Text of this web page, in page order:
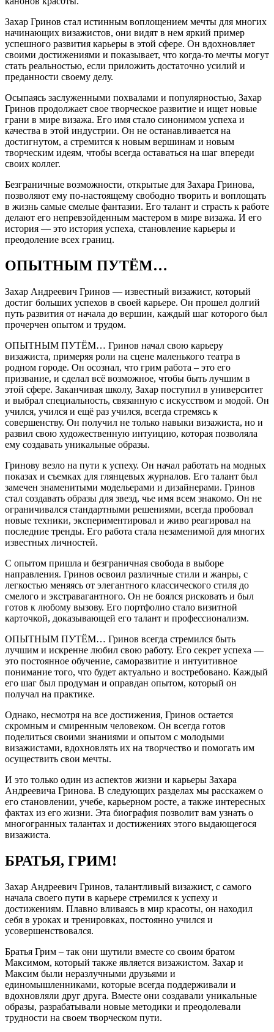
Захар Гринов стал истинным воплощением мечты для многих
начинающих визажистов, они видят в нем яркий пример
успешного развития карьеры в этой сфере. Он вдохновляет
своими достижениями и показывает, что когда-то мечты могут
стать реальностью, если приложить достаточно усилий и
преданности своему делу.
Осыпаясь заслуженными похвалами и популярностью, Захар
Гринов продолжает свое творческое развитие и ищет новые
грани в мире визажа. Его имя стало синонимом успеха и
качества в этой индустрии. Он не останавливается на
достигнутом, а стремится к новым вершинам и новым
творческим идеям, чтобы всегда оставаться на шаг впереди
своих коллег.
Безграничные возможности, открытые для Захара Гринова,
позволяют ему по-настоящему свободно творить и воплощать
в жизнь самые смелые фантазии. Его талант и страсть к работе
делают его непревзойденным мастером в мире визажа. И его
история — это история успеха, становление карьеры и
преодоление всех границ.
ОПЫТНЫМ ПУТЁМ…
Захар Андреевич Гринов — известный визажист, который
достиг больших успехов в своей карьере. Он прошел долгий
путь развития от начала до вершин, каждый шаг которого был
прочерчен опытом и трудом.
ОПЫТНЫМ ПУТЁМ… Гринов начал свою карьеру
визажиста, примеряя роли на сцене маленького театра в
родном городе. Он осознал, что грим работа – это его
призвание, и сделал всё возможное, чтобы быть лучшим в
этой сфере. Заканчивая школу, Захар поступил в университет
и выбрал специальность, связанную с искусством и модой. Он
учился, учился и ещё раз учился, всегда стремясь к
совершенству. Он получил не только навыки визажиста, но и
развил свою художественную интуицию, которая позволяла
ему создавать уникальные образы.
Гринову везло на пути к успеху. Он начал работать на модных
показах и съемках для глянцевых журналов. Его талант был
замечен знаменитыми модельерами и дизайнерами. Гринов
стал создавать образы для звезд, чье имя всем знакомо. Он не
ограничивался стандартными решениями, всегда пробовал
новые техники, экспериментировал и живо реагировал на
последние тренды. Его работа стала незаменимой для многих
известных личностей.
С опытом пришла и безграничная свобода в выборе
направления. Гринов освоил различные стили и жанры, с
легкостью меняясь от элегантного классического стиля до
смелого и экстравагантного. Он не боялся рисковать и был
готов к любому вызову. Его портфолио стало визитной
карточкой, доказывающей его талант и профессионализм.
ОПЫТНЫМ ПУТЁМ… Гринов всегда стремился быть
лучшим и искренне любил свою работу. Его секрет успеха —
это постоянное обучение, саморазвитие и интуитивное
понимание того, что будет актуально и востребовано. Каждый
его шаг был продуман и оправдан опытом, который он
получал на практике.
Однако, несмотря на все достижения, Гринов остается
скромным и смиренным человеком. Он всегда готов
поделиться своими знаниями и опытом с молодыми
визажистами, вдохновлять их на творчество и помогать им
осуществить свои мечты.
И это только один из аспектов жизни и карьеры Захара
Андреевича Гринова. В следующих разделах мы расскажем о
его становлении, учебе, карьерном росте, а также интересных
фактах из его жизни. Эта биография позволит вам узнать о
многогранных талантах и достижениях этого выдающегося
визажиста.
БРАТЬЯ, ГРИМ!
Захар Андреевич Гринов, талантливый визажист, с самого
начала своего пути в карьере стремился к успеху и
достижениям. Плавно вливаясь в мир красоты, он находил
себя в уроках и тренировках, постоянно учился и
усовершенствовался.
Братья Грим – так они шутили вместе со своим братом
Максимом, который также является визажистом. Захар и
Максим были неразлучными друзьями и
единомышленниками, которые всегда поддерживали и
вдохновляли друг друга. Вместе они создавали уникальные
образы, разрабатывали новые методики и преодолевали
трудности на своем творческом пути.